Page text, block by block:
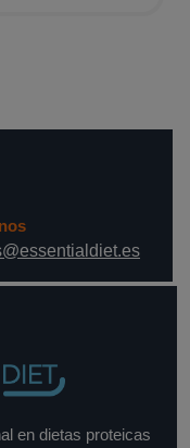
en dietas proteicas